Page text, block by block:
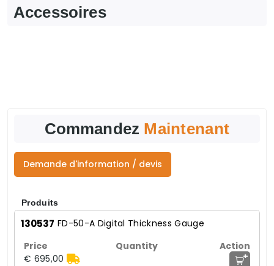
Accessoires
Commandez Maintenant
Demande d'information / devis
Produits
130537 FD-50-A Digital Thickness Gauge
€ 695,00 +